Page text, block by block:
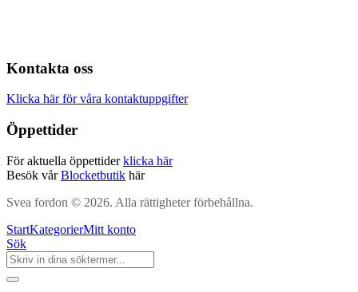
Kontakta oss
Klicka här för våra kontaktuppgifter
Öppettider
För aktuella öppettiderklicka här
Besök vårBlocketbutik här
Svea fordon © 2026. Alla rättigheter förbehållna.
StartKategorierMitt konto
Sök